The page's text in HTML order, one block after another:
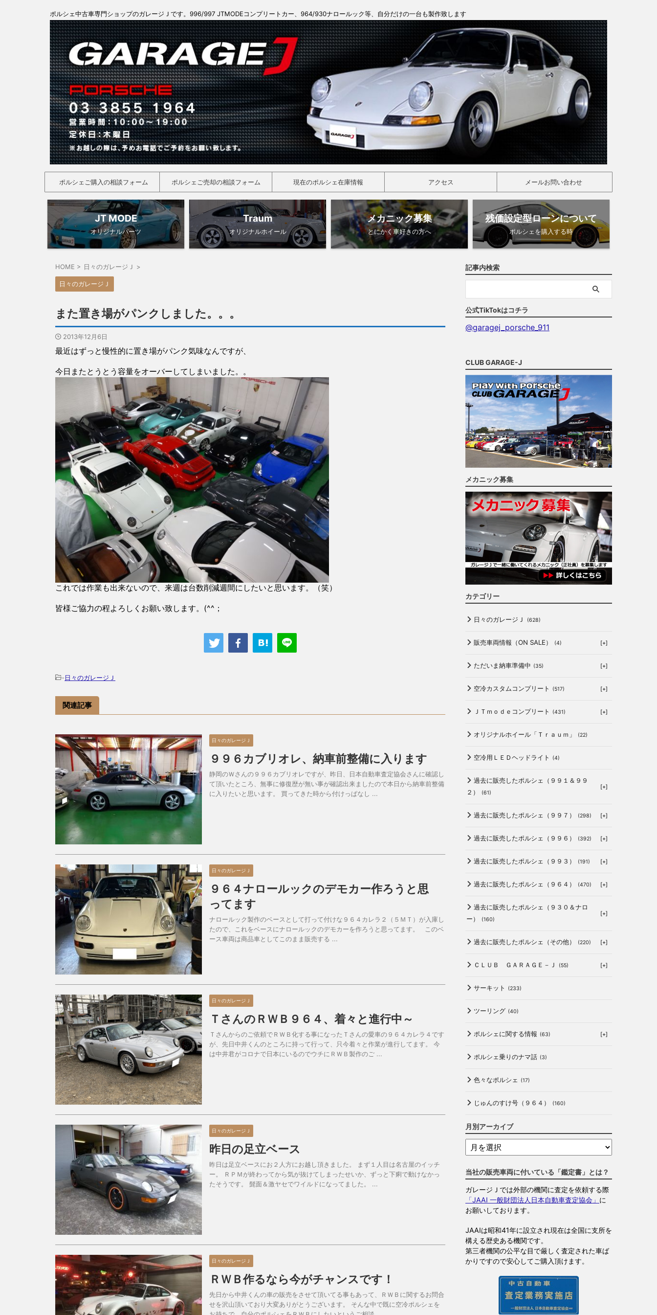
ポルシェ中古車専門ショップのガレージＪです。996/997 JTMODEコンプリートカー、964/930ナロールック等、自分だけの一台も製作致します
ポルシェご購入の相談フォーム ポルシェご売却の相談フォーム 現在のポルシェ在庫情報 アクセス メールお問い合わせ
JT MODE
オリジナルパーツ
Traum
オリジナルホイール
メカニック募集
とにかく車好きの方へ
残価設定型ローンについて
ポルシェを購入する時
HOME > 日々のガレージＪ >
日々のガレージＪ
また置き場がパンクしました。。。
2013年12月6日
最近はずっと慢性的に置き場がパンク気味なんですが、
今日またとうとう容量をオーバーしてしまいました。。
これでは作業も出来ないので、来週は台数削減週間にしたいと思います。（笑）
皆様ご協力の程よろしくお願い致します。(^^；
-日々のガレージＪ
関連記事
日々のガレージＪ
９９６カブリオレ、納車前整備に入ります
静岡のＷさんの９９６カブリオレですが、昨日、日本自動車査定協会さんに確認し
て頂いたところ、無事に修復歴が無い事が確認出来ましたので本日から納車前整備
に入りたいと思います。 買ってきた時から付けっぱなし ...
日々のガレージＪ
９６４ナロールックのデモカー作ろうと思
ってます
ナロールック製作のベースとして打って付けな９６４カレラ２（５ＭＴ）が入庫し
たので、これをベースにナロールックのデモカーを作ろうと思ってます。 このベ
ース車両は商品車としてこのまま販売する ...
日々のガレージＪ
ＴさんのＲＷＢ９６４、着々と進行中～
Ｔさんからのご依頼でＲＷＢ化する事になったＴさんの愛車の９６４カレラ４です
が、先日中井くんのところに持って行って、只今着々と作業が進行してます。 今
は中井君がコロナで日本にいるのでウチにＲＷＢ製作のご ...
日々のガレージＪ
昨日の足立ベース
昨日は足立ベースにお２人方にお越し頂きました。 まず１人目は名古屋のイッチ
ー。 ＲＰＭが終わってから気が抜けてしまったせいか、ずっと下痢で動けなかっ
たそうです。 髭面＆激ヤセでワイルドになってました。 ...
日々のガレージＪ
ＲＷＢ作るなら今がチャンスです！
先日から中井くんの車の販売をさせて頂いてる事もあって、ＲＷＢに関するお問合
せを沢山頂いており大変ありがとうございます。 そんな中で既に空冷ポルシェを
記事内検索
公式TikTokはコチラ
@garagej_porsche_911
CLUB GARAGE-J
メカニック募集
カテゴリー
日々のガレージＪ (628)
販売車両情報（ON SALE） (4) [+]
ただいま納車準備中 (35) [+]
空冷カスタムコンプリート (517) [+]
ＪＴｍｏｄｅコンプリート (431) [+]
オリジナルホイール「Ｔｒａｕｍ」 (22)
空冷用ＬＥＤヘッドライト (4)
過去に販売したポルシェ（９９１＆９９
２）
(61)
[+]
過去に販売したポルシェ（９９７） (298) [+]
過去に販売したポルシェ（９９６） (392) [+]
過去に販売したポルシェ（９９３） (191) [+]
過去に販売したポルシェ（９６４） (470) [+]
過去に販売したポルシェ（９３０＆ナロ
ー）
(160)
[+]
過去に販売したポルシェ（その他） (220) [+]
ＣＬＵＢ ＧＡＲＡＧＥ－Ｊ (55) [+]
サーキット (233)
ツーリング (40)
ポルシェに関する情報 (63) [+]
ポルシェ乗りのナマ話 (3)
色々なポルシェ (17)
じゅんのすけ号（９６４） (160)
月別アーカイブ
当社の販売車両に付いている「鑑定書」とは？
ガレージＪでは外部の機関に査定を依頼する際
「JAAI 一般財団法人日本自動車査定協会」 に
お願いしております。
JAAIは昭和41年に設立され現在は全国に支所を
構える歴史ある機関です。
第三者機関の公平な目で厳しく査定された車ば
かりですので安心してご購入頂けます。